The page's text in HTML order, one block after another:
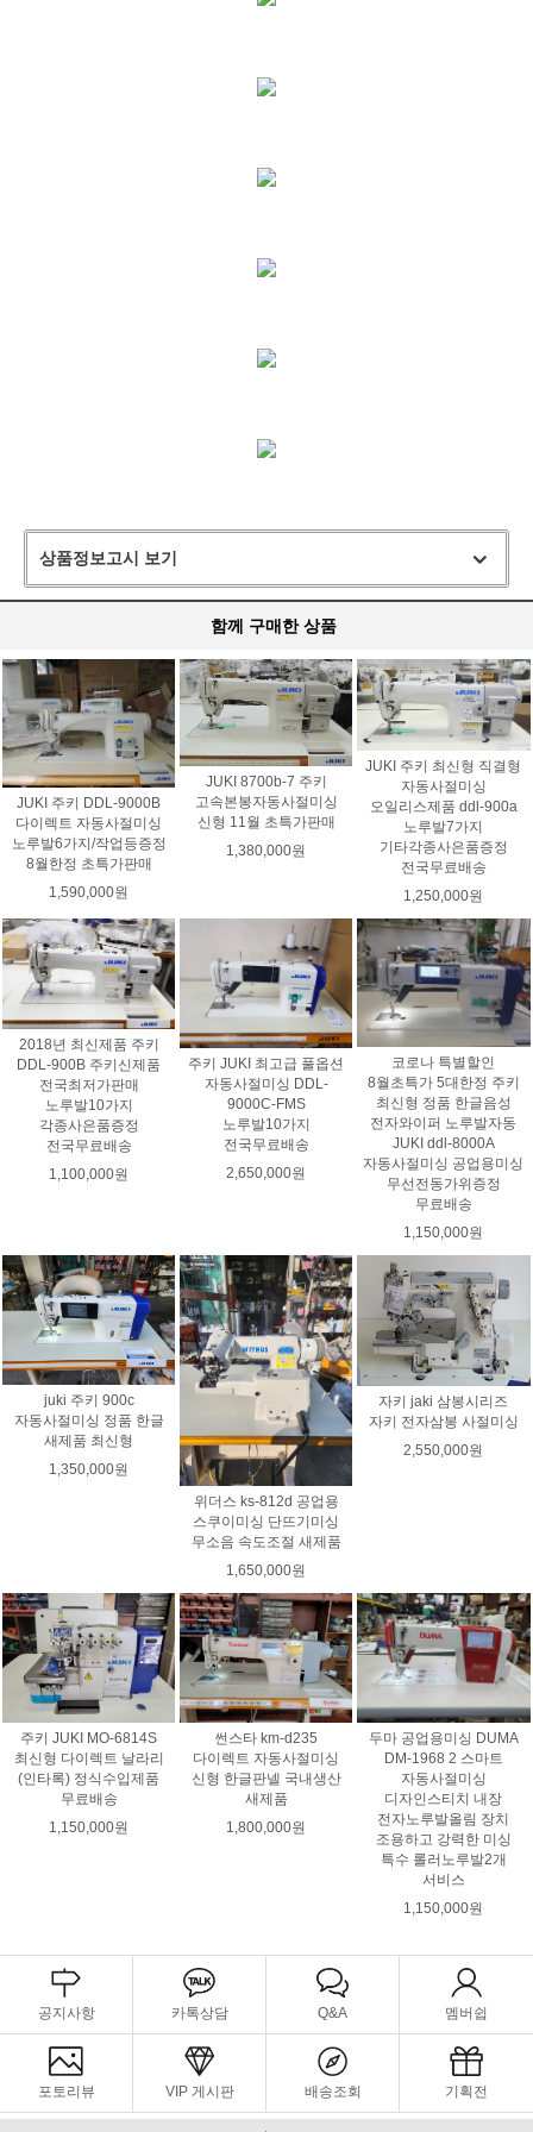
상품정보고시 보기
함께 구매한 상품
JUKI 주키 DDL-9000B
다이렉트 자동사절미싱
노루발6가지/작업등증정
8월한정 초특가판매
1,590,000원
JUKI 8700b-7 주키
고속본봉자동사절미싱
신형 11월 초특가판매
1,380,000원
JUKI 주키 최신형 직결형
자동사절미싱
오일리스제품 ddl-900a
노루발7가지
기타각종사은품증정
전국무료배송
1,250,000원
2018년 최신제품 주키
DDL-900B 주키신제품
전국최저가판매
노루발10가지
각종사은품증정
전국무료배송
1,100,000원
주키 JUKI 최고급 풀옵션
자동사절미싱 DDL-
9000C-FMS
노루발10가지
전국무료배송
2,650,000원
코로나 특별할인
8월초특가 5대한정 주키
최신형 정품 한글음성
전자와이퍼 노루발자동
JUKI ddl-8000A
자동사절미싱 공업용미싱
무선전동가위증정
무료배송
1,150,000원
juki 주키 900c
자동사절미싱 정품 한글
새제품 최신형
1,350,000원
위더스 ks-812d 공업용
스쿠이미싱 단뜨기미싱
무소음 속도조절 새제품
1,650,000원
자키 jaki 삼봉시리즈
자키 전자삼봉 사절미싱
2,550,000원
주키 JUKI MO-6814S
최신형 다이렉트 날라리
(인타록) 정식수입제품
무료배송
1,150,000원
썬스타 km-d235
다이렉트 자동사절미싱
신형 한글판넬 국내생산
새제품
1,800,000원
두마 공업용미싱 DUMA
DM-1968 2 스마트
자동사절미싱
디자인스티치 내장
전자노루발올림 장치
조용하고 강력한 미싱
특수 롤러노루발2개
서비스
1,150,000원
공지사항 카톡상담 Q&A 멤버쉽
포토리뷰 VIP 게시판 배송조회 기획전